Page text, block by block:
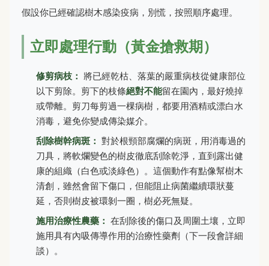
假設你已經確認樹木感染疫病，別慌，按照順序處理。
立即處理行動（黃金搶救期）
修剪病枝： 將已經乾枯、落葉的嚴重病枝從健康部位
以下剪除。剪下的枝條絕對不能留在園內，最好燒掉
或帶離。剪刀每剪過一棵病樹，都要用酒精或漂白水
消毒，避免你變成傳染媒介。
刮除樹幹病斑： 對於根頸部腐爛的病斑，用消毒過的
刀具，將軟爛變色的樹皮徹底刮除乾淨，直到露出健
康的組織（白色或淡綠色）。這個動作有點像幫樹木
清創，雖然會留下傷口，但能阻止病菌繼續環狀蔓
延，否則樹皮被環剝一圈，樹必死無疑。
施用治療性農藥： 在刮除後的傷口及周圍土壤，立即
施用具有內吸傳導作用的治療性藥劑（下一段會詳細
談）。